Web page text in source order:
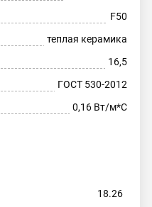
F50
теплая керамика
16,5
ГОСТ 530-2012
0,16 Вт/м*С
18.26